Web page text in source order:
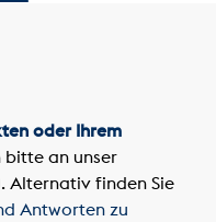
oder Ihrem
bitte an unser
Alternativ finden Sie
Antworten zu